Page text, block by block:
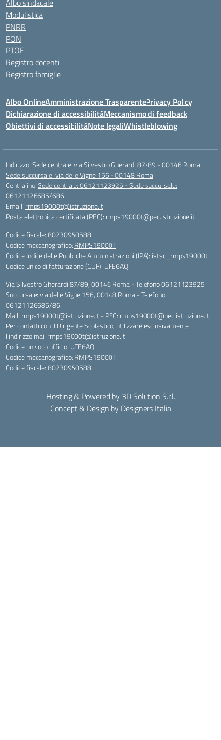
Albo sindacale
Modulistica
PNRR
PON
PTOF
Registro docenti
Registro famiglie
Albo OnlineAmministrazione TrasparentePrivacy Policy
Dichiarazione di accessibilitàMeccanismo di feedback
Obiettivi di accessibilitàNote legaliWhistleblowing
Indirizzo:Sede centrale: via Silvestro Gherardi 87/89 - 00146 Roma.
Sede succursale: via delle Vigne 156 - 00148 Roma
Centralino:Sede centrale: 06121123925 - Sede succursale:
06121126685/686
Email: rmps19000t@istruzione.it
Posta elettronica certificata (PEC): rmps19000t@pec.istruzione.it
Codice fiscale: 80230950588
Codice meccanografico: RMPS19000T
Codice Indice delle Pubbliche Amministrazioni (IPA): istsc_rmps19000t
Codice unico di fatturazione (CUF): UFE6AQ
Via Silvestro Gherardi 87/89, 00146 Roma - Telefono 06121123925
Succursale: via delle Vigne 156, 00148 Roma - Telefono
06121126685/86
Mail: rmps19000t@istruzione.it - PEC: rmps19000t@pec.istruzione.it
Per contatti con il Dirigente Scolastico, utilizzare esclusivamente
l'indirizzo mail rmps19000t@istruzione.it
Codice univoco ufficio: UFE6AQ
Codice meccanografico: RMPS19000T
Codice fiscale: 80230950588
Hosting & Powered by 3D Solution S.r.l.
Concept & Design by Designers Italia